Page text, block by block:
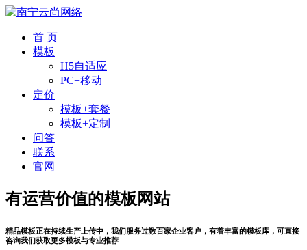
首 页
模板
H5自适应
PC+移动
定价
模板+套餐
模板+定制
问答
联系
官网
有运营价值的模板网站
精品模板正在持续生产上传中，我们服务过数百家企业客户，有着丰富的模板库，可直接
咨询我们获取更多模板与专业推荐